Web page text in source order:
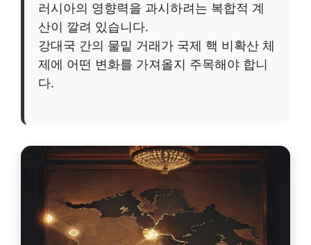
러시아의 영향력을 과시하려는 복합적 계
산이 깔려 있습니다.
강대국 간의 물밑 거래가 국제 핵 비확산 체
제에 어떤 변화를 가져올지 주목해야 합니
다.